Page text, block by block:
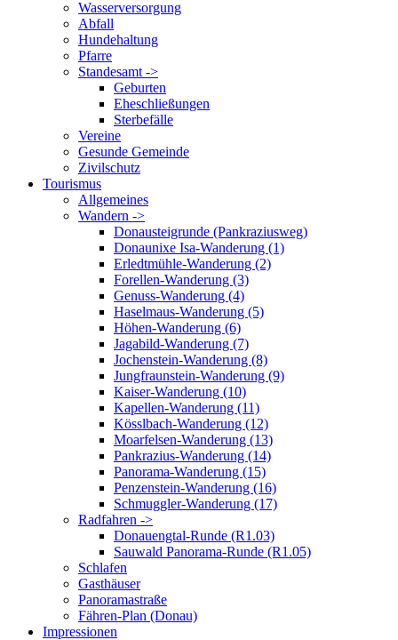
Wasserversorgung
Abfall
Hundehaltung
Pfarre
Standesamt ->
Geburten
Eheschließungen
Sterbefälle
Vereine
Gesunde Gemeinde
Zivilschutz
Tourismus
Allgemeines
Wandern ->
Donausteigrunde (Pankraziusweg)
Donaunixe Isa-Wanderung (1)
Erledtmühle-Wanderung (2)
Forellen-Wanderung (3)
Genuss-Wanderung (4)
Haselmaus-Wanderung (5)
Höhen-Wanderung (6)
Jagabild-Wanderung (7)
Jochenstein-Wanderung (8)
Jungfraunstein-Wanderung (9)
Kaiser-Wanderung (10)
Kapellen-Wanderung (11)
Kösslbach-Wanderung (12)
Moarfelsen-Wanderung (13)
Pankrazius-Wanderung (14)
Panorama-Wanderung (15)
Penzenstein-Wanderung (16)
Schmuggler-Wanderung (17)
Radfahren ->
Donauengtal-Runde (R1.03)
Sauwald Panorama-Runde (R1.05)
Schlafen
Gasthäuser
Panoramastraße
Fähren-Plan (Donau)
Impressionen